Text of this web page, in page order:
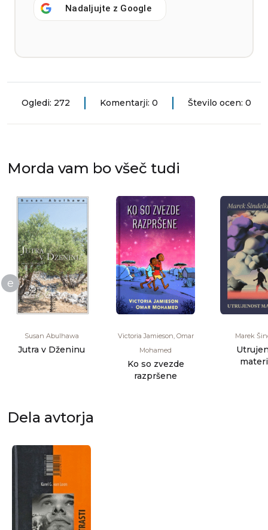
Nadaljujte z Google
Ogledi: 272 Komentarji: 0 Število ocen: 0
Morda vam bo všeč tudi
e
Susan Abulhawa
Jutra v Dženinu
Victoria Jamieson, Omar
Mohamed
Ko so zvezde
razpršene
Marek
Dela avtorja